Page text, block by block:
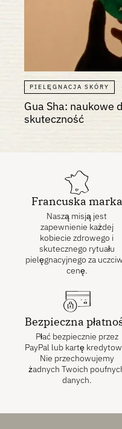
PIELĘGNACJA SKÓRY
Gua Sha: naukowe
skuteczność
Francuska marka
Naszą misją jest
zapewnienie każdej
kobiecie zdrowego i
skutecznego rytuału
pielęgnacyjnego za
cenę.
Bezpieczna
Płać bezpiecznie przez
PayPal lub kartę
Nie przechowujemy
żadnych Twoich
danych.